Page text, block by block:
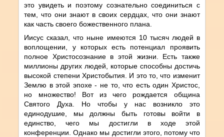
это увидеть и поэтому сознательно соединиться с
тем, что они знают в своих сердцах, что они знают
как часть своего божественного плана.
Иисус сказал, что ныне имеются 10 тысяч людей в
воплощении, у которых есть потенциал проявить
полное Христосознание в этой жизни. Есть также
миллионы других людей, которые способны достичь
высокой степени Христобытия. И это то, что изменит
Землю в этой эпохе - не то, что есть один Христос,
но множество! Вот из чего рождается община
Святого Духа. Но чтобы у нас возникло это
единодушие, мы должны быть готовы войти в
единство, чего мы достигли в ходе этой
конференции. Однако мы достигли этого, потому что